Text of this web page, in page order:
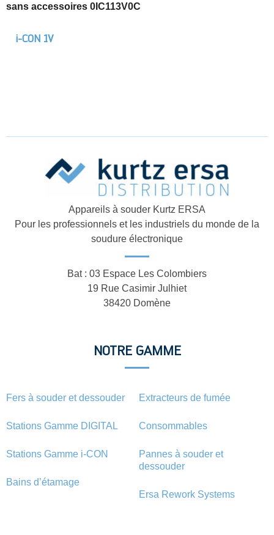
sans accessoires 0IC113V0C
i-CON 1V
Appareils à souder Kurtz ERSA
Pour les professionnels et les industriels du monde de la
soudure électronique
Bat : 03 Espace Les Colombiers
19 Rue Casimir Julhiet
38420 Domène
NOTRE GAMME
Fers à souder et dessouder
Stations Gamme DIGITAL
Stations Gamme i-CON
Bains d’étamage
Extracteurs de fumée
Consommables
Pannes à souder et
dessouder
Ersa Rework Systems